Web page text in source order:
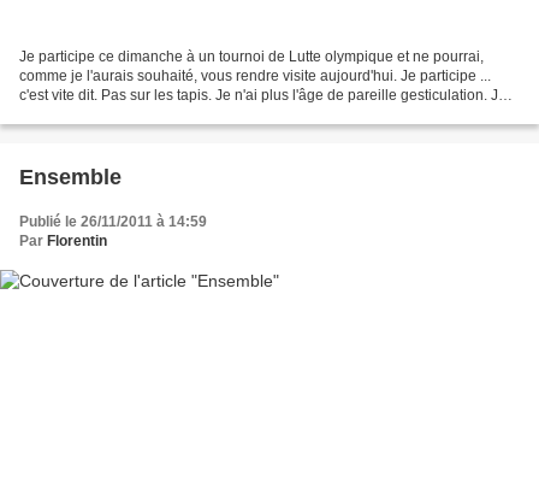
Je participe ce dimanche à un tournoi de Lutte olympique et ne pourrai,
comme je l'aurais souhaité, vous rendre visite aujourd'hui. Je participe ...
c'est vite dit. Pas sur les tapis. Je n'ai plus l'âge de pareille gesticulation. Je
Ensemble
Publié le 26/11/2011 à 14:59
Par Florentin